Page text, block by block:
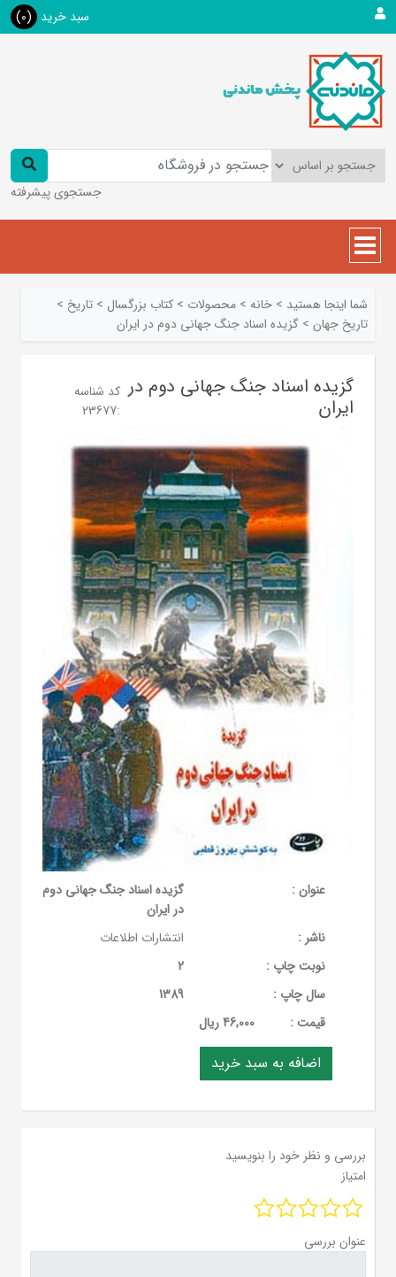
سبد خرید (0)
جستجوی پیشرفته
شما اینجا هستید > خانه > محصولات > کتاب بزرگسال > تاريخ >
تاريخ جهان > گزیده اسناد جنگ جهانی دوم در ایران
گزیده اسناد جنگ جهانی دوم در
ایران
کد شناسه
:
23677
عنوان :
گزیده اسناد جنگ جهانی دوم
در ایران
ناشر :
انتشارات اطلاعات
نوبت چاپ :
2
سال چاپ :
1389
قيمت :
46,000 ریال
بررسی و نظر خود را بنویسید
امتیاز
عنوان بررسی